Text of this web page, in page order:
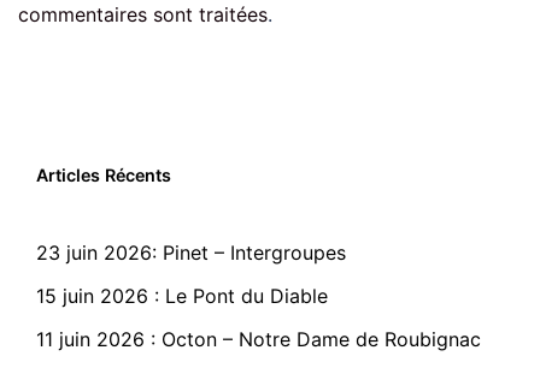
commentaires sont traitées.
Articles Récents
23 juin 2026: Pinet – Intergroupes
15 juin 2026 : Le Pont du Diable
11 juin 2026 : Octon – Notre Dame de Roubignac